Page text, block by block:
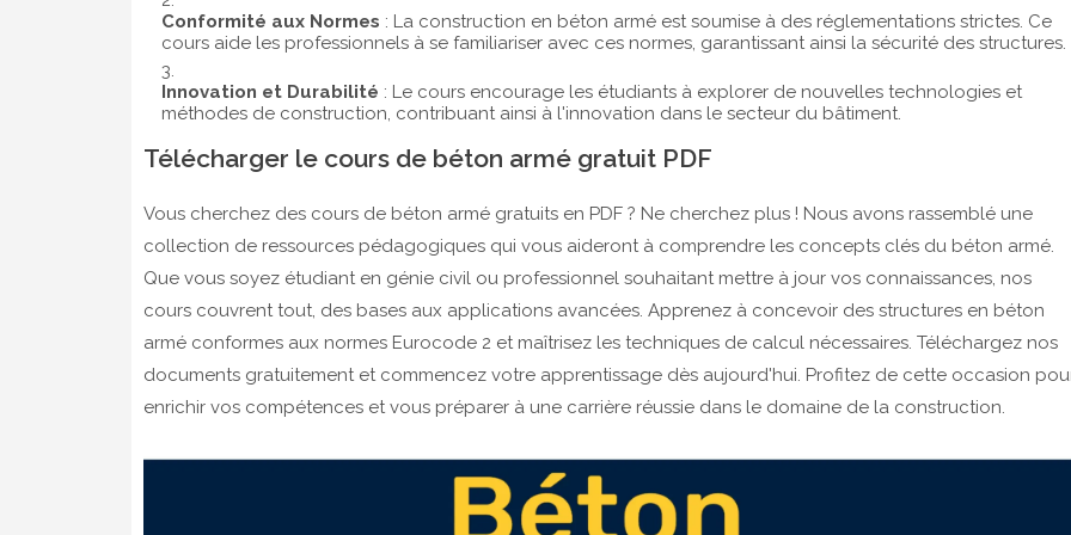
Conformité aux Normes : La construction en béton armé est soumise à des réglementations strictes. Ce
cours aide les professionnels à se familiariser avec ces normes, garantissant ainsi la sécurité des structures.
Innovation et Durabilité : Le cours encourage les étudiants à explorer de nouvelles technologies et
méthodes de construction, contribuant ainsi à l'innovation dans le secteur du bâtiment.
Télécharger le cours de béton armé gratuit PDF
Vous cherchez des cours de béton armé gratuits en PDF ? Ne cherchez plus ! Nous avons rassemblé une
collection de ressources pédagogiques qui vous aideront à comprendre les concepts clés du béton armé.
Que vous soyez étudiant en génie civil ou professionnel souhaitant mettre à jour vos connaissances, nos
cours couvrent tout, des bases aux applications avancées. Apprenez à concevoir des structures en béton
armé conformes aux normes Eurocode 2 et maîtrisez les techniques de calcul nécessaires. Téléchargez nos
documents gratuitement et commencez votre apprentissage dès aujourd'hui. Profitez de cette occasion
enrichir vos compétences et vous préparer à une carrière réussie dans le domaine de la construction.